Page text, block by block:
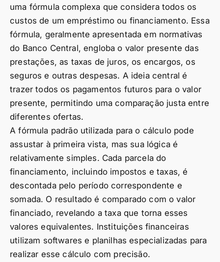
uma fórmula complexa que considera todos os
custos de um empréstimo ou financiamento. Essa
fórmula, geralmente apresentada em normativas
do Banco Central, engloba o valor presente das
prestações, as taxas de juros, os encargos, os
seguros e outras despesas. A ideia central é
trazer todos os pagamentos futuros para o valor
presente, permitindo uma comparação justa entre
diferentes ofertas.
A fórmula padrão utilizada para o cálculo pode
assustar à primeira vista, mas sua lógica é
relativamente simples. Cada parcela do
financiamento, incluindo impostos e taxas, é
descontada pelo período correspondente e
somada. O resultado é comparado com o valor
financiado, revelando a taxa que torna esses
valores equivalentes. Instituições financeiras
utilizam softwares e planilhas especializadas para
realizar esse cálculo com precisão.